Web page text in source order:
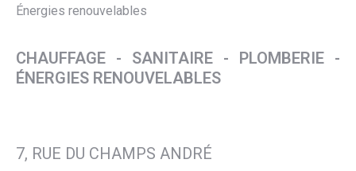
Énergies renouvelables
CHAUFFAGE - SANITAIRE - PLOMBERIE -
ÉNERGIES RENOUVELABLES
7, RUE DU CHAMPS ANDRÉ